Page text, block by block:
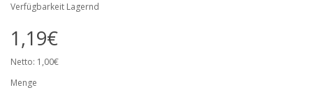
Verfügbarkeit Lagernd
1,19€
Netto: 1,00€
Menge